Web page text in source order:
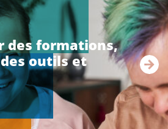
des formations,
outils et
li
r
e
a
u
i
t
e